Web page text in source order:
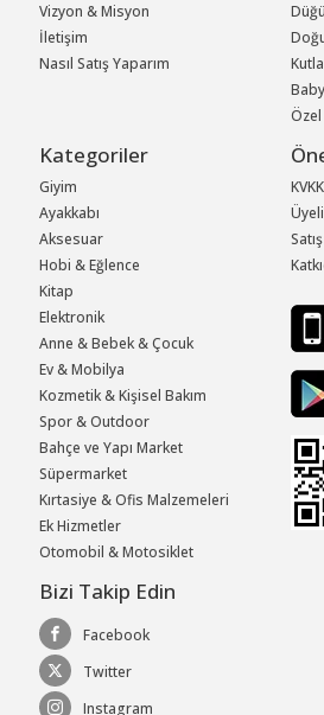
Vizyon & Misyon
İletişim
Nasıl Satış Yaparım
Kategoriler
Giyim
Ayakkabı
Aksesuar
Hobi & Eğlence
Kitap
Elektronik
Anne & Bebek & Çocuk
Ev & Mobilya
Kozmetik & Kişisel Bakım
Spor & Outdoor
Bahçe ve Yapı Market
Süpermarket
Kırtasiye & Ofis Malzemeleri
Ek Hizmetler
Otomobil & Motosiklet
Bizi Takip Edin
Facebook
Twitter
Instagram